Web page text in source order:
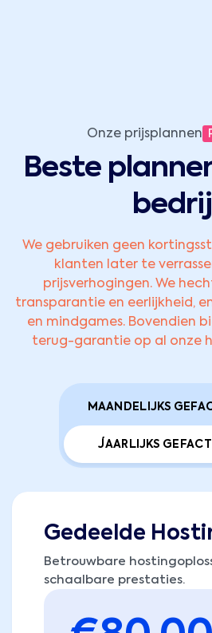
Onze prijsplannen
Beste
We gebruiken geen
klanten later te
prijsverhogingen. We
transparantie en eerlijkheid,
en mindgames. Bovendien
terug-garantie op al onze
MAANDELIJKS
JAARLIJKS
Gedeelde
Betrouwbare
schaalbare prestaties.